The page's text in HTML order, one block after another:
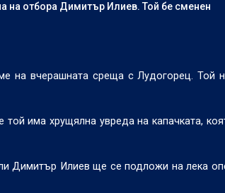
на отбора Димитър Илиев. Той бе сменен
на вчерашната среща с Лудогорец. Той
има хрущялна увреда на капачката,
Димитър Илиев ще се подложи на лека